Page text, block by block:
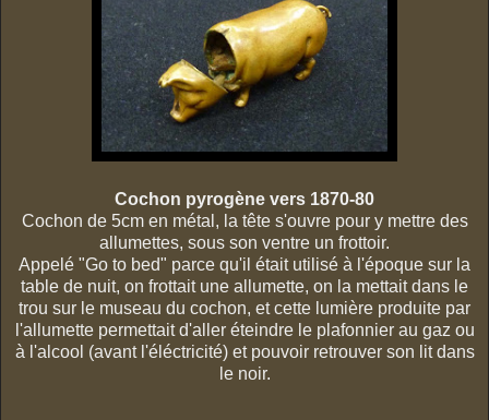
Cochon pyrogène vers 1870-80
Cochon de 5cm en métal, la tête s'ouvre pour y mettre des
allumettes, sous son ventre un frottoir.
Appelé "Go to bed" parce qu'il était utilisé à l'époque sur la
table de nuit, on frottait une allumette, on la mettait dans le
trou sur le museau du cochon, et cette lumière produite par
l'allumette permettait d'aller éteindre le plafonnier au gaz ou
à l'alcool (avant l'éléctricité) et pouvoir retrouver son lit dans
le noir.